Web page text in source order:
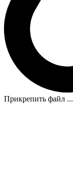
Прикрепить файл ...